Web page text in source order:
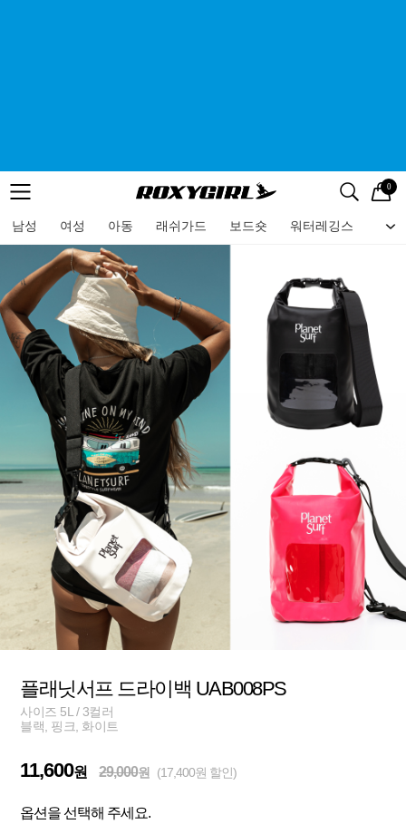
메뉴 검색
로고 0
남성 여성 아동 래쉬가드 보드숏 워터레깅스 비
메뉴
플래닛서프 드라이백 UAB008PS
사이즈 5L / 3컬러
블랙, 핑크, 화이트
11,600원 29,000원 (17,400원 할인)
옵션을 선택해 주세요.